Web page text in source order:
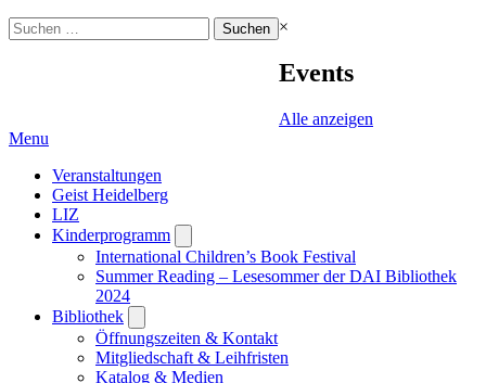
Suchen
nach:
×
Events
Alle anzeigen
Menu
Veranstaltungen
Geist Heidelberg
LIZ
Kinderprogramm
submenu
International Children’s Book Festival
Summer Reading – Lesesommer der DAI Bibliothek
2024
Bibliothek
submenu
Öffnungszeiten & Kontakt
Mitgliedschaft & Leihfristen
Katalog & Medien